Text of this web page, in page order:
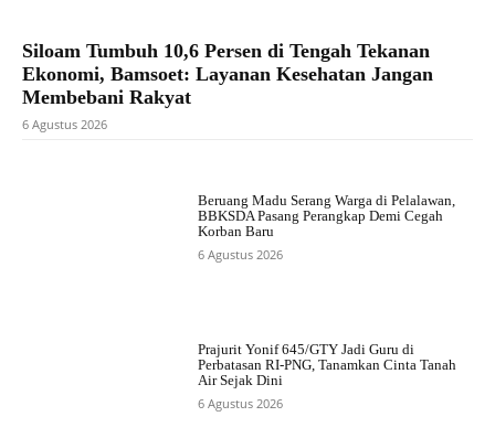
Siloam Tumbuh 10,6 Persen di Tengah Tekanan
Ekonomi, Bamsoet: Layanan Kesehatan Jangan
Membebani Rakyat
6 Agustus 2026
Beruang Madu Serang Warga di Pelalawan,
BBKSDA Pasang Perangkap Demi Cegah
Korban Baru
6 Agustus 2026
Prajurit Yonif 645/GTY Jadi Guru di
Perbatasan RI-PNG, Tanamkan Cinta Tanah
Air Sejak Dini
6 Agustus 2026